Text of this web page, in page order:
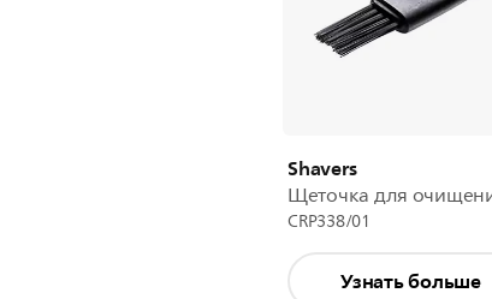
Shavers
Щеточка для
CRP338/01
Узнать больше